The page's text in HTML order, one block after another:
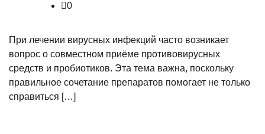
0
При лечении вирусных инфекций часто возникает
вопрос о совместном приёме противовирусных
средств и пробиотиков. Эта тема важна, поскольку
правильное сочетание препаратов помогает не только
справиться […]